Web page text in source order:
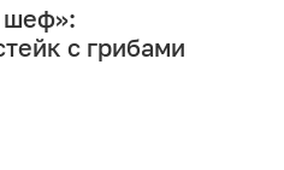
шеф»:
с грибами